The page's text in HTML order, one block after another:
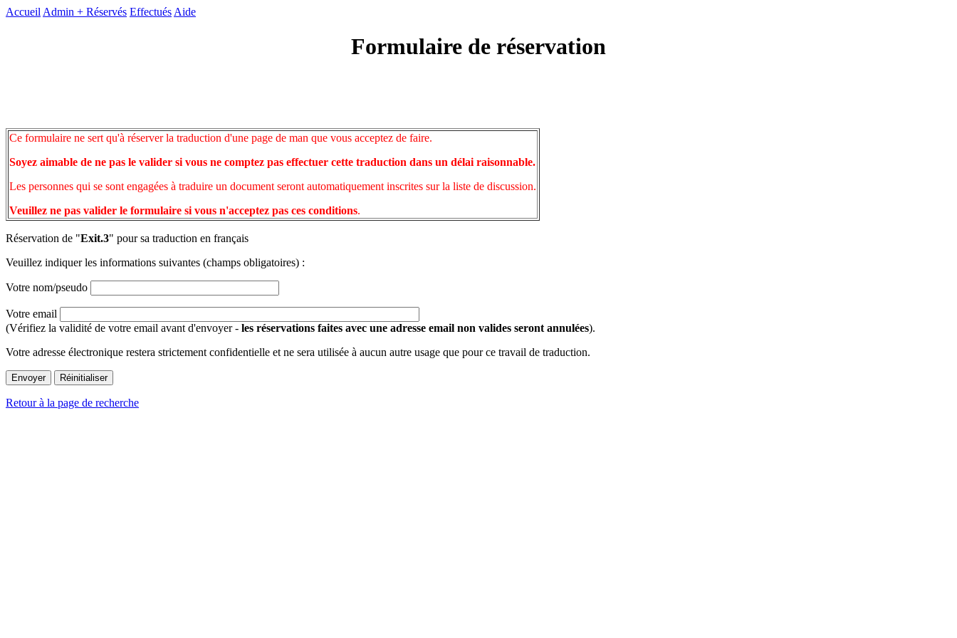
Accueil Admin + Réservés Effectués Aide
Formulaire de réservation
Ce formulaire ne sert qu'à réserver la traduction d'une page de man que vous acceptez de faire.
Soyez aimable de ne pas le valider si vous ne comptez pas effectuer cette traduction dans un délai raisonnable.
Les personnes qui se sont engagées à traduire un document seront automatiquement inscrites sur la liste de discussion.
Veuillez ne pas valider le formulaire si vous n'acceptez pas ces conditions.
Réservation de "Exit.3" pour sa traduction en français
Veuillez indiquer les informations suivantes (champs obligatoires) :
Votre nom/pseudo
Votre email
(Vérifiez la validité de votre email avant d'envoyer - les réservations faites avec une adresse email non valides seront annulées).
Votre adresse électronique restera strictement confidentielle et ne sera utilisée à aucun autre usage que pour ce travail de traduction.
Retour à la page de recherche